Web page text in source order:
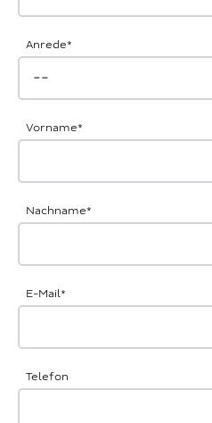
Anrede*
Vorname*
Nachname*
E-Mail*
Telefon